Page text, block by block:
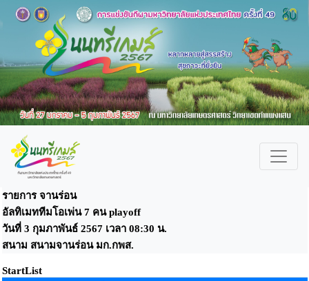
รายการ จานร่อน
อัลทิเมททีมโอเพ่น 7 คน playoff
วันที่ 3 กุมภาพันธ์ 2567 เวลา 08:30 น.
สนาม สนามจานร่อน มก.กพส.
StartList